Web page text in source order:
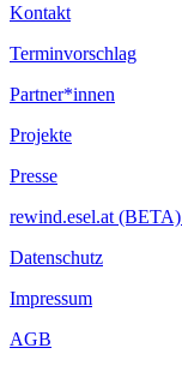
Kontakt
Terminvorschlag
Partner*innen
Projekte
Presse
rewind.esel.at (BETA)
Datenschutz
Impressum
AGB